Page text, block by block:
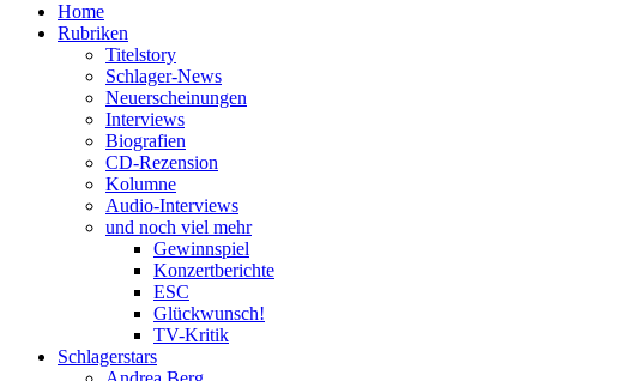
Home
Rubriken
Titelstory
Schlager-News
Neuerscheinungen
Interviews
Biografien
CD-Rezension
Kolumne
Audio-Interviews
und noch viel mehr
Gewinnspiel
Konzertberichte
ESC
Glückwunsch!
TV-Kritik
Schlagerstars